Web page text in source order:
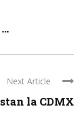
Next Article
la CDMX